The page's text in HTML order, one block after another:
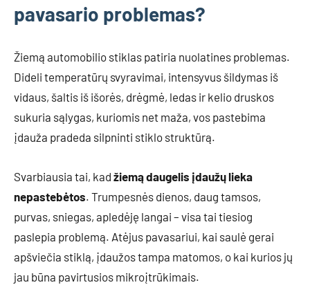
pavasario problemas?
Žiemą automobilio stiklas patiria nuolatines problemas.
Dideli temperatūrų svyravimai, intensyvus šildymas iš
vidaus, šaltis iš išorės, drėgmė, ledas ir kelio druskos
sukuria sąlygas, kuriomis net maža, vos pastebima
įdauža pradeda silpninti stiklo struktūrą.
Svarbiausia tai, kad žiemą daugelis įdaužų lieka
nepastebėtos. Trumpesnės dienos, daug tamsos,
purvas, sniegas, apledėję langai – visa tai tiesiog
paslepia problemą. Atėjus pavasariui, kai saulė gerai
apšviečia stiklą, įdaužos tampa matomos, o kai kurios jų
jau būna pavirtusios mikroįtrūkimais.